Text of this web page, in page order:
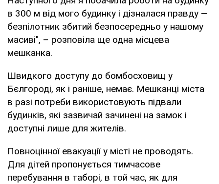
в 300 м від мого будинку і дізналася правду —
безпілотник збитий безпосередньо у нашому
масиві", – розповіла ще одна місцева
мешканка.
Швидкого доступу до бомбосховищ у
Бєлгороді, як і раніше, немає. Мешканці міста
в разі потреби використовують підвали
будинків, які зазвичай зачинені на замок і
доступні лише для жителів.
Повноцінної евакуації у місті не проводять.
Для дітей пропонується тимчасове
перебування в таборі, в той час, як для